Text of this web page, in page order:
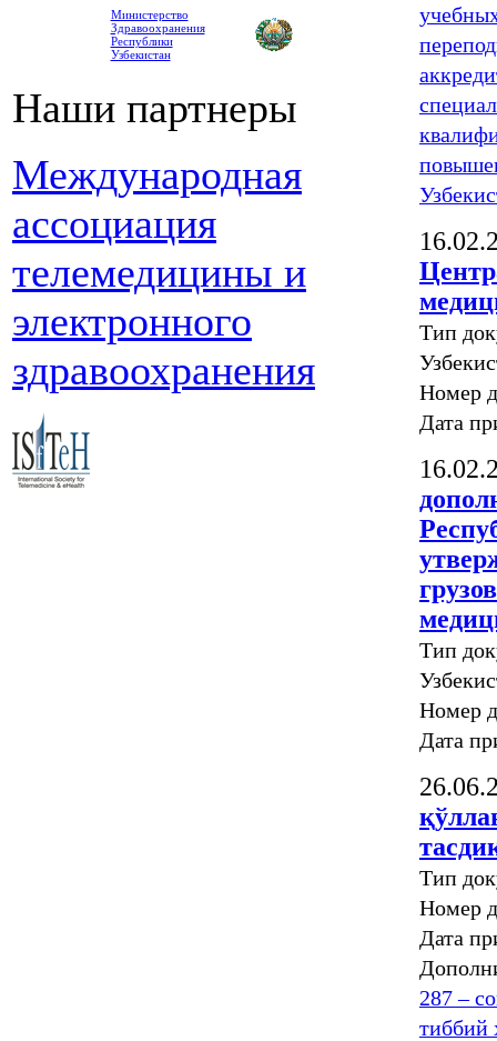
Министерство
Здравоохранения
Республики
Узбекистан
Наши партнеры
Международная
ассоциация
телемедицины и
электронного
здравоохранения
Тип
Номер
Дата
Тип
Номер
Дата
Тип
Номер
Дата
287 –
тиббий